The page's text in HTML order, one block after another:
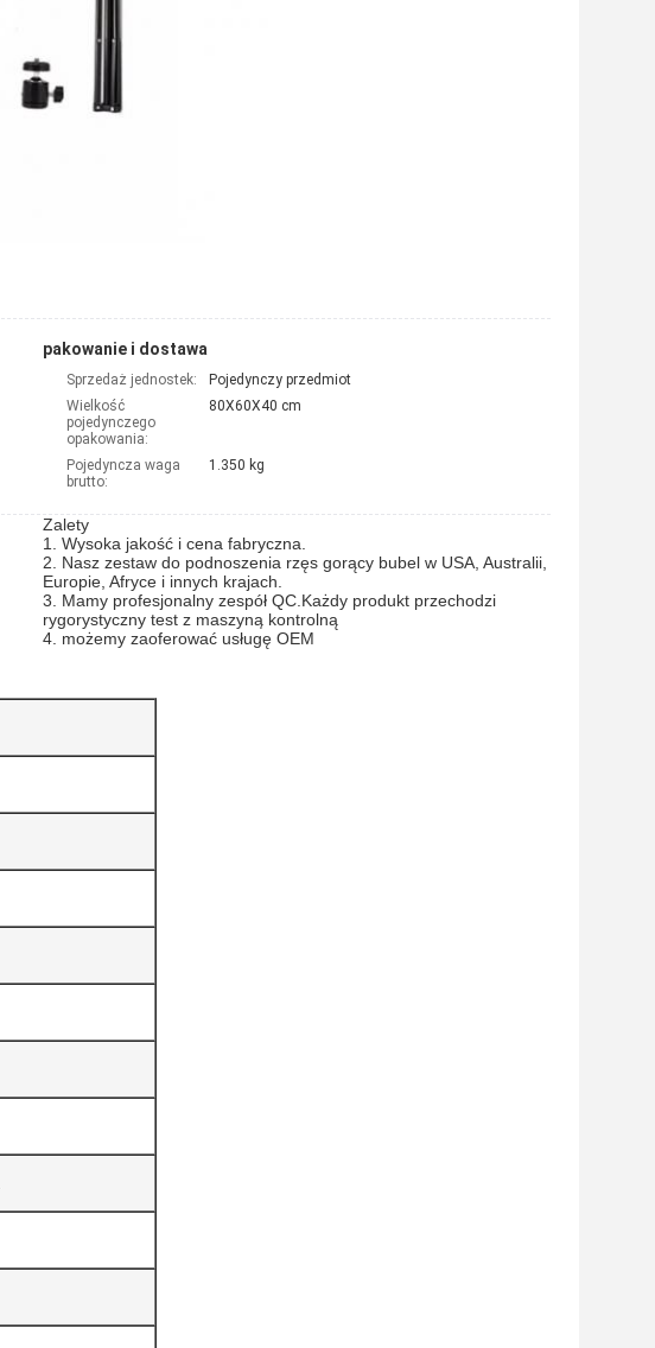
pakowanie i dostawa
Sprzedaż jednostek:
Pojedynczy przedmiot
Wielkość
pojedynczego
opakowania:
80X60X40 cm
Pojedyncza waga
brutto:
1.350 kg
Zalety
1. Wysoka jakość i cena fabryczna.
2. Nasz zestaw do podnoszenia rzęs gorący bubel w USA, Australii,
Europie, Afryce i innych krajach.
3. Mamy profesjonalny zespół QC.Każdy produkt przechodzi
rygorystyczny test z maszyną kontrolną
4. możemy zaoferować usługę OEM